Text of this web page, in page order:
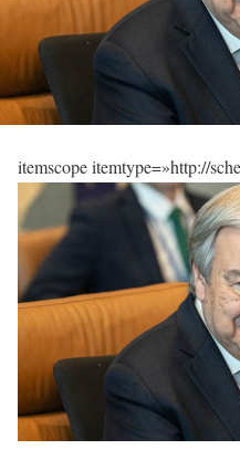
itemscope itemtype=»http://